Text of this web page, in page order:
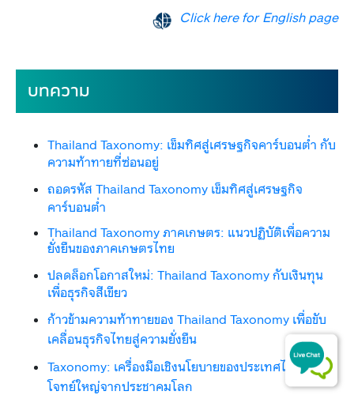
Click here for English page
​​บทความ
Thailand Taxonomy: เข็มทิศสู่เศรษฐกิจคาร์บอนต่ำ ​กับ
ความท้าทายที่ซ่อนอยู่
ถ​อดรหัส Thailand Taxonomy เข็มทิศสู่เศรษฐกิจ
คาร์บอนต่ำ​
Thailand Taxonomy ภาคเกษตร: แนวปฏิบัติเพื่อความ
ยั่งยืนของภาคเกษตรไทย
ปลดล็อกโอกาสใหม่: Thailand Taxonomy กับเงินทุน
เพื่อธุรกิจสีเขียว
ก้​าวข้ามความท้าทายของ Thailand Taxonomy เพื่อขับ
เคลื่อนธุรกิจไทยสู่ความยั่งยืน
Taxonomy: เครื่องมือเชิงนโยบายของประเทศไทยกับ
โจทย์ใหญ่จากประชาคมโลก​​